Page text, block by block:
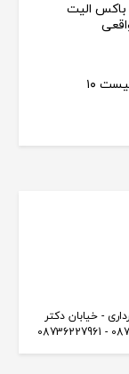
الیت
لپ‌تاپ استوک یا نو؟ چک‌لیست ۱۰
- خیابان دکتر